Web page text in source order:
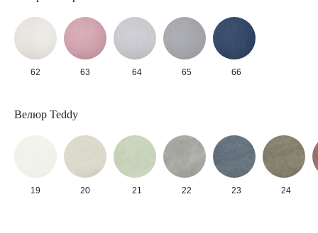
62 63 64 65 66
Велюр Teddy
19 20 21 22 23 24